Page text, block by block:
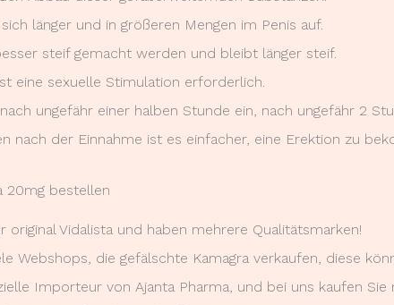
länger und in größeren Mengen im Penis auf.
steif gemacht werden und bleibt länger steif.
eine sexuelle Stimulation erforderlich.
ungefähr einer halben Stunde ein, nach ungefähr 2
nach der Einnahme ist es einfacher, eine Erektion zu
20mg bestellen
original Vidalista und haben mehrere Qualitätsmarken!
Webshops, die gefälschte Kamagra verkaufen, diese
Importeur von Ajanta Pharma, und bei uns kaufen Sie